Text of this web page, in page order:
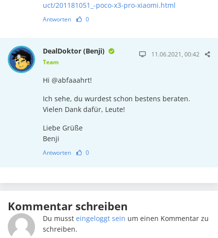
uct/201181051_-poco-x3-pro-xiaomi.html
Antworten 0
DealDoktor (Benji)
Team
11.06.2021, 00:42
Hi @abfaaahrt!
Ich sehe, du wurdest schon bestens beraten.
Vielen Dank dafür, Leute!
Liebe Grüße
Benji
Antworten 0
Kommentar schreiben
Du musst eingeloggt sein um einen Kommentar zu
schreiben.